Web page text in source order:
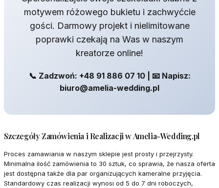
motywem różowego bukietu i zachwyćcie
gości. Darmowy projekt i nielimitowane
poprawki czekają na Was w naszym
kreatorze online!
📞 Zadzwoń: +48 91 886 07 10 | 📧 Napisz:
biuro@amelia-wedding.pl
Szczegóły Zamówienia i Realizacji w Amelia-Wedding.pl
Proces zamawiania w naszym sklepie jest prosty i przejrzysty.
Minimalna ilość zamówienia to 30 sztuk, co sprawia, że nasza oferta
jest dostępna także dla par organizujących kameralne przyjęcia.
Standardowy czas realizacji wynosi od 5 do 7 dni roboczych,